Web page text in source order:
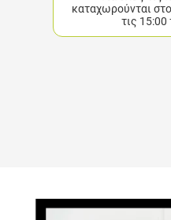
καταχωρούνται
τις 15:00